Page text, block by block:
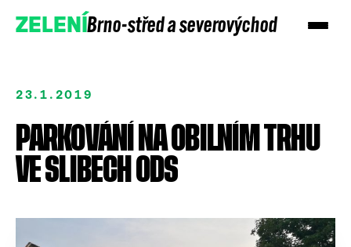
ZELENÍBrno-střed a severovýchod
23.1.2019
PARKOVÁNÍ NA OBILNÍM TRHU
VE SLIBECH ODS